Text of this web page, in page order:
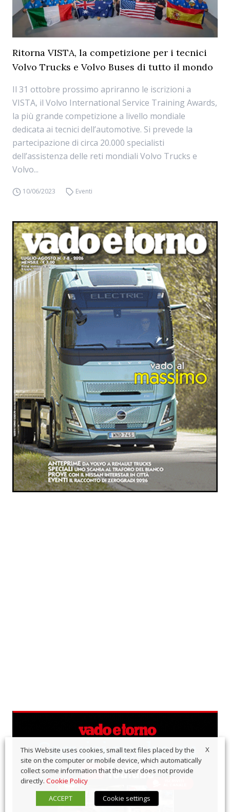
Ritorna VISTA, la competizione per i tecnici
Volvo Trucks e Volvo Buses di tutto il mondo
Il 31 ottobre prossimo apriranno le iscrizioni a
VISTA, il Volvo International Service Training Awards,
la più grande competizione a livello mondiale
dedicata ai tecnici dell’automotive. Si prevede la
partecipazione di circa 20.000 specialisti
dell’assistenza delle reti mondiali Volvo Trucks e
Volvo...
10/06/2023 Eventi
X
This Website uses cookies, small text files placed by the
site on the computer or mobile device, which automatically
collect some information that the user does not provide
directly. Cookie Policy
ACCEPT
Cookie settings